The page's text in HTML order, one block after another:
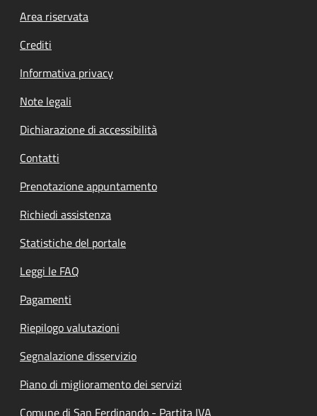
Footer menu
Area riservata
Crediti
Informativa privacy
Note legali
Dichiarazione di accessibilità
Contatti
Prenotazione appuntamento
Richiedi assistenza
Statistiche del portale
Leggi le FAQ
Pagamenti
Riepilogo valutazioni
Segnalazione disservizio
Piano di miglioramento dei servizi
Comune di San Ferdinando - Partita IVA